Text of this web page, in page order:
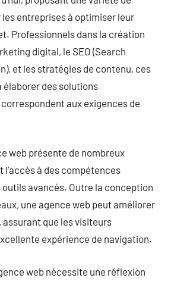
entreprises à optimiser leur
Professionnels dans la création
digital, le SEO (Search
et les stratégies de contenu, ces
des solutions
aux exigences de
web présente de nombreux
à des compétences
avancés. Outre la conception
une agence web peut améliorer
assurant que les visiteurs
expérience de navigation.
web nécessite une réflexion